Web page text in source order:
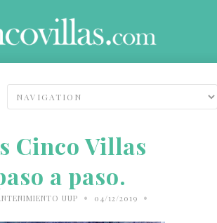
Cinco Villas
a paso.
UUP • 04/12/2019 •